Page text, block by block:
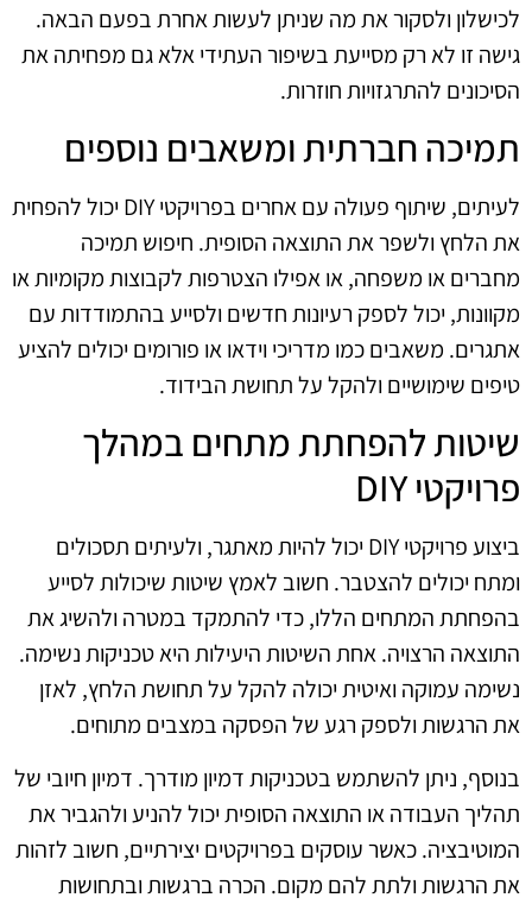
לכישלון ולסקור את מה שניתן לעשות אחרת בפעם הבאה.
גישה זו לא רק מסייעת בשיפור העתידי אלא גם מפחיתה את
הסיכונים להתרגזויות חוזרות.
תמיכה חברתית ומשאבים נוספים
לעיתים, שיתוף פעולה עם אחרים בפרויקטי DIY יכול להפחית
את הלחץ ולשפר את התוצאה הסופית. חיפוש תמיכה
מחברים או משפחה, או אפילו הצטרפות לקבוצות מקומיות או
מקוונות, יכול לספק רעיונות חדשים ולסייע בהתמודדות עם
אתגרים. משאבים כמו מדריכי וידאו או פורומים יכולים להציע
טיפים שימושיים ולהקל על תחושת הבידוד.
שיטות להפחתת מתחים במהלך
פרויקטי DIY
ביצוע פרויקטי DIY יכול להיות מאתגר, ולעיתים תסכולים
ומתח יכולים להצטבר. חשוב לאמץ שיטות שיכולות לסייע
בהפחתת המתחים הללו, כדי להתמקד במטרה ולהשיג את
התוצאה הרצויה. אחת השיטות היעילות היא טכניקות נשימה.
נשימה עמוקה ואיטית יכולה להקל על תחושת הלחץ, לאזן
את הרגשות ולספק רגע של הפסקה במצבים מתוחים.
בנוסף, ניתן להשתמש בטכניקות דמיון מודרך. דמיון חיובי של
תהליך העבודה או התוצאה הסופית יכול להניע ולהגביר את
המוטיבציה. כאשר עוסקים בפרויקטים יצירתיים, חשוב לזהות
את הרגשות ולתת להם מקום. הכרה ברגשות ובתחושות